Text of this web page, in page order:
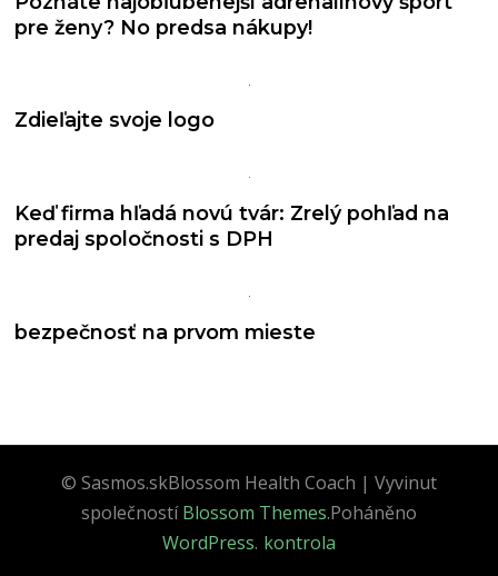
pre ženy? No predsa nákupy!
Zdieľajte svoje logo
Keď firma hľadá novú tvár: Zrelý pohľad na
predaj spoločnosti s DPH
bezpečnosť na prvom mieste
© Sasmos.skBlossom Health Coach | Vyvinut
společnostíBlossom Themes.Poháněno
WordPress. kontrola